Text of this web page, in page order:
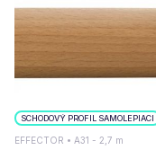
SCHODOVÝ PROFIL SAMOLEPIACI
EFFECTOR • A31 - 2,7 m